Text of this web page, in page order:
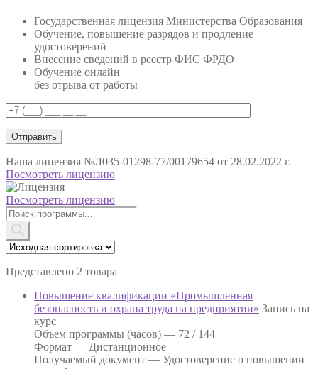
Государственная лицензия Министерства Образования
Обучение, повышение разрядов и продление
удостоверений
Внесение сведений в реестр ФИС ФРДО
Обучение онлайн
без отрыва от работы
Наша лицензия №Л035-01298-77/00179654 от 28.02.2022 г.
Посмотреть лицензию
Посмотреть лицензию
Поиск
товаров
Представлено 2 товара
Повышение квалификации «Промышленная
безопасность и охрана труда на предприятии» Запись на
курс
Объем программы (часов) — 72 / 144
Формат — Дистанционное
Получаемый документ — Удостоверение о повышении